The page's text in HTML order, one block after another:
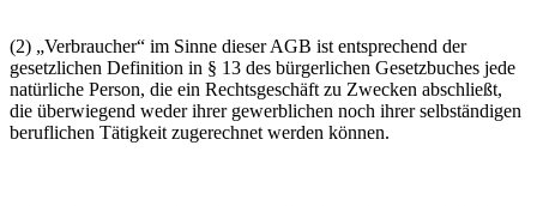
(2) „Verbraucher“ im Sinne dieser AGB ist entsprechend der
gesetzlichen Definition in § 13 des bürgerlichen Gesetzbuches jede
natürliche Person, die ein Rechtsgeschäft zu Zwecken abschließt,
die überwiegend weder ihrer gewerblichen noch ihrer selbständigen
beruflichen Tätigkeit zugerechnet werden können.